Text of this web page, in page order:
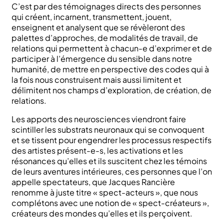
C’est par des témoignages directs des personnes
qui créent, incarnent, transmettent, jouent,
enseignent et analysent que se révèleront des
palettes d’approches, de modalités de travail, de
relations qui permettent à chacun-e d’exprimer et de
participer à l’émergence du sensible dans notre
humanité, de mettre en perspective des codes qui à
la fois nous construisent mais aussi limitent et
délimitent nos champs d’exploration, de création, de
relations.
Les apports des neurosciences viendront faire
scintiller les substrats neuronaux qui se convoquent
et se tissent pour engendrer les processus respectifs
des artistes présent-e-s, les activations et les
résonances qu’elles et ils suscitent chez les témoins
de leurs aventures intérieures, ces personnes que l’on
appelle spectateurs, que Jacques Rancière
renomme à juste titre « spect-acteurs », que nous
complétons avec une notion de « spect-créateurs »,
créateurs des mondes qu’elles et ils perçoivent.